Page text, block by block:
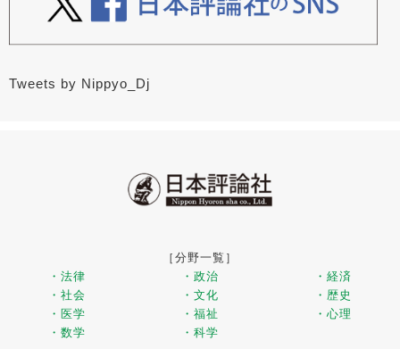
Tweets by Nippyo_Dj
［分野一覧］
・法律
・政治
・経済
・社会
・文化
・歴史
・医学
・福祉
・心理
・数学
・科学